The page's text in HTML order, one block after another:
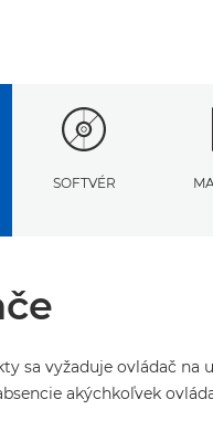
SOFTVÉR
sa vyžaduje ovládač
akýchkoľvek